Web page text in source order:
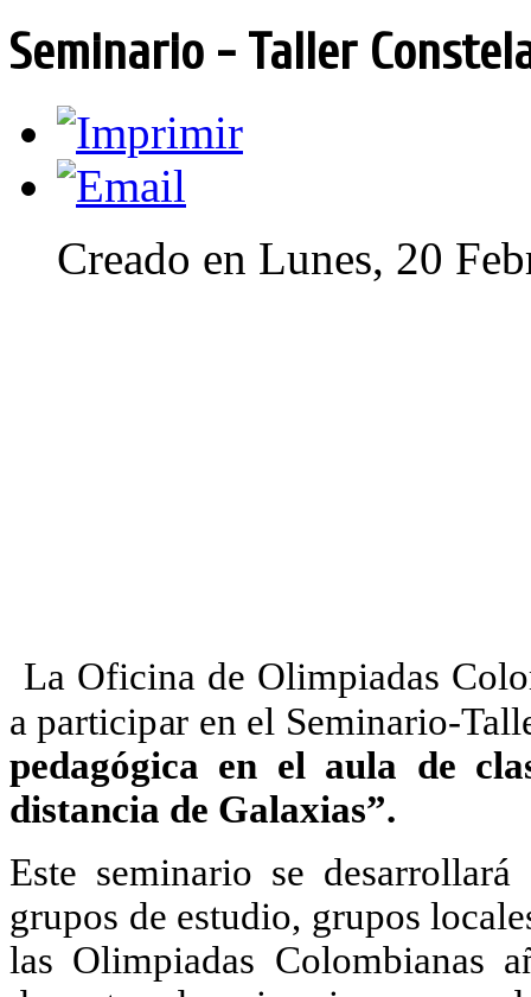
Seminario - Taller
Creado en Lunes, 20
La Oficina de Olimpiadas
a participar en el Seminario-
pedagógica en el aula de
distancia de Galaxias”.
Este seminario se
grupos de estudio, grupos
las Olimpiadas Colombianas